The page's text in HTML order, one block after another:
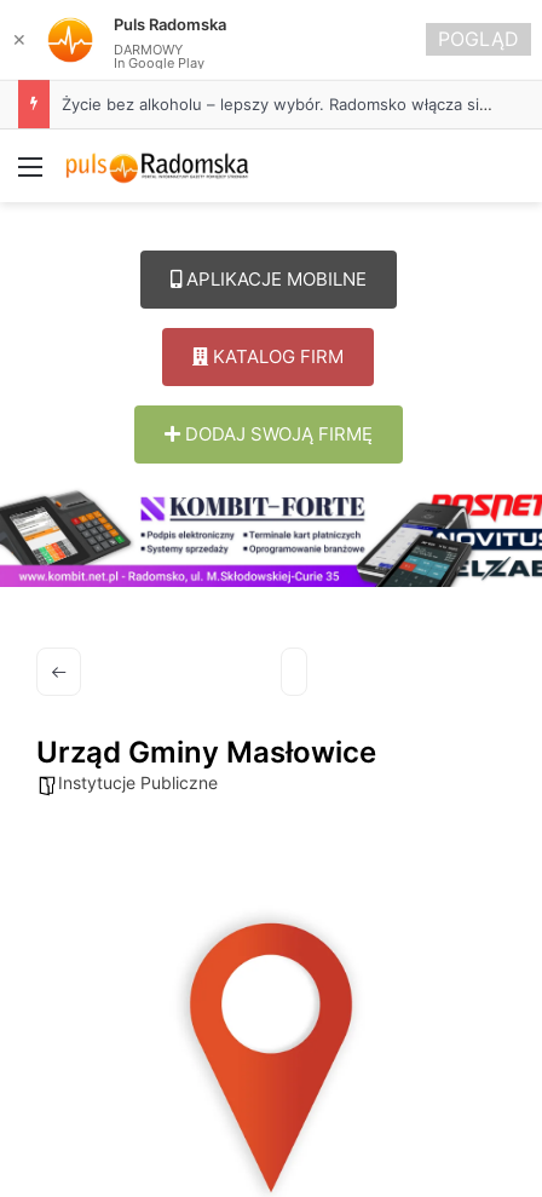
Życie bez alkoholu – lepszy wybór. Radomsko włącza się w Miesiąc Trzeźwości
Menu
APLIKACJE MOBILNE
KATALOG FIRM
DODAJ SWOJĄ FIRMĘ
Urząd Gminy Masłowice
Instytucje Publiczne
✕
Puls Radomska
DARMOWY
In Google Play
POGLĄD